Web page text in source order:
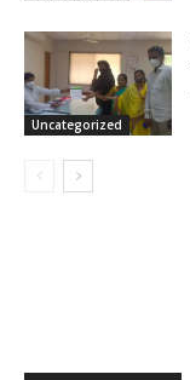
Uncategorized